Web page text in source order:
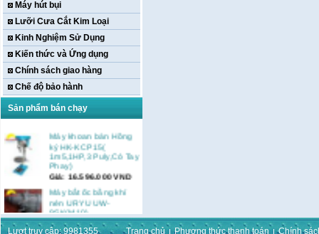
Máy hút bụi
Lưỡi Cưa Cắt Kim Loại
Kinh Nghiệm Sử Dụng
Kiến thức và Ứng dụng
Chính sách giao hàng
Chế độ bảo hành
Sản phẩm bán chạy
Máy khoan bàn Hồng
ký HK-KCP15(
1m5,1HP,3 Puly,Có Tay
Phay)
Giá:16.596.000VND
Máy bắt ốc bằng khí
nén URYU UW-
9SK(M10)
Giá:0VND
Lượt truy cập: 9981355 Trang chủ Phương thức thanh toán Chính